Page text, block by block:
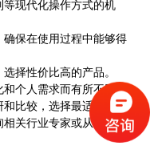
现代化操作方式的机
保在使用过程中能够得
择性价比高的产品。
个人需求而有所不同。
比较，选择最适合自己
关行业专家或从业者的